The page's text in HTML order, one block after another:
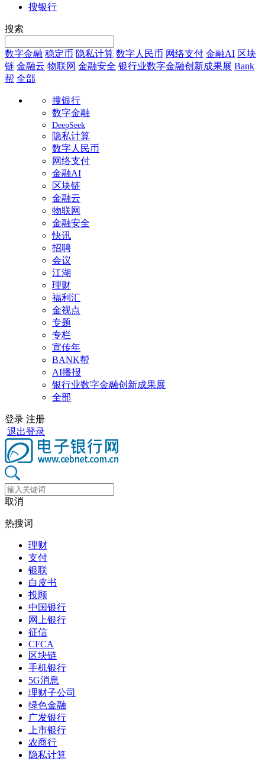
搜银行
搜索
数字金融 稳定币 隐私计算 数字人民币 网络支付 金融AI 区块
链 金融云 物联网 金融安全 银行业数字金融创新成果展 Bank
帮 全部
搜银行
数字金融
DeepSeek
隐私计算
数字人民币
网络支付
金融AI
区块链
金融云
物联网
金融安全
快讯
招聘
会议
江湖
理财
福利汇
金视点
专题
专栏
宣传年
BANK帮
AI播报
银行业数字金融创新成果展
全部
登录 注册
退出登录
取消
热搜词
理财
支付
银联
白皮书
投顾
中国银行
网上银行
征信
CFCA
区块链
手机银行
5G消息
理财子公司
绿色金融
广发银行
上市银行
农商行
隐私计算